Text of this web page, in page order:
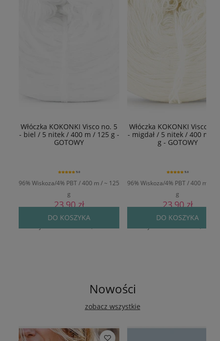
Włóczka KOKONKI Visco no. 5
- biel / 5 nitek / 400 m / 125 g -
GOTOWY
96% Wiskoza/4% PBT / 400 m / ~ 125
g
5.0
23,90 zł
Cena regularna:29,90 zł
DO KOSZYKA
Włóczka KOKONKI Visco
- migdał / 5 nitek / 400 m /
g - GOTOWY
96% Wiskoza/4% PBT / 400 m / ~
g
5.0
23,90 zł
Cena regularna:29,90 zł
DO KOSZYKA
Nowości
zobacz wszystkie